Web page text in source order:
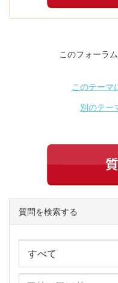
このフォーラ
このテーマ
別のテー
質問を検索する